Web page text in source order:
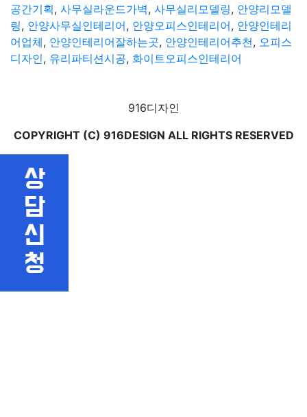
공간기획, 사무실라운드가벽, 사무실리모델링, 안양리모델
링, 안양사무실인테리어, 안양오피스인테리어, 안양인테리
어업체, 안양인테리어잘하는곳, 안양인테리어추천, 오피스
디자인, 유리파티션시공, 화이트오피스인테리어
916디자인
COPYRIGHT (C) 916DESIGN ALL RIGHTS RESERVED